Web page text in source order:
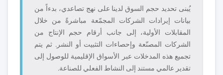
يُبنى تحديد حجم السوق لدينا على نهج تصاعدي، بدءاً من
بيانات إيرادات الشركات المجمّعة مباشرةً من خلال
المقابلات الأولية، إلى جانب أرقام حجم الإنتاج من
الشركات المصنّعة وإحصاءات التثبيت أو النشر. ثم يتم
تجميع هذه المدخلات عبر الأسواق الإقليمية للوصول إلى
تقدير عالمي مستند إلى النشاط الفعلي للصناعة.